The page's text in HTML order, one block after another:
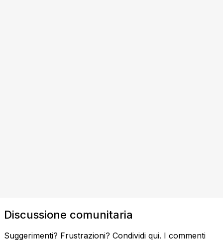
Discussione comunitaria
Suggerimenti? Frustrazioni? Condividi qui. I commenti